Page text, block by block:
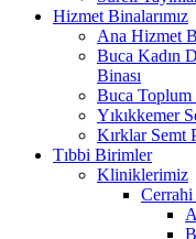
Hizmet Binalarımız
Ana Hizmet
Buca Kadın
Binası
Buca Toplum
Yıkıkkemer
Kırklar Semt
Tıbbi Birimler
Kliniklerimiz